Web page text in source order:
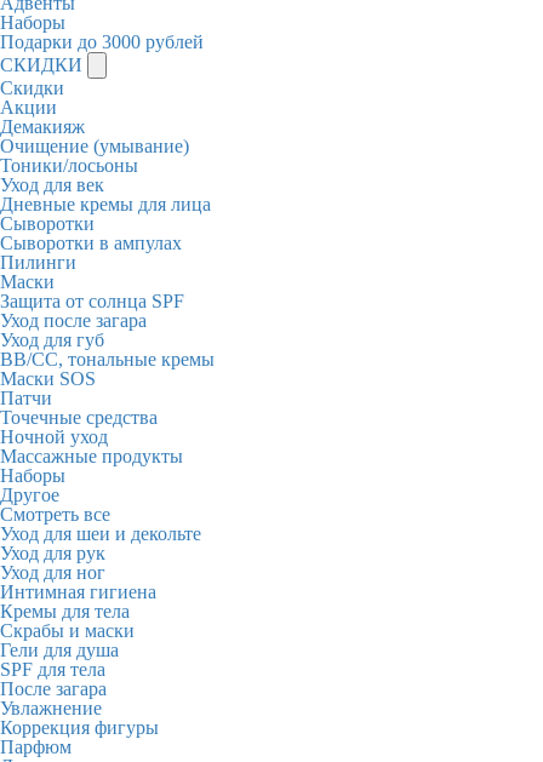
Наборы
Подарки до 3000 рублей
СКИДКИ
Скидки
Акции
Демакияж
Очищение (умывание)
Тоники/лосьоны
Уход для век
Дневные кремы для лица
Сыворотки
Сыворотки в ампулах
Пилинги
Маски
Защита от солнца SPF
Уход после загара
Уход для губ
BB/CC, тональные кремы
Маски SOS
Патчи
Точечные средства
Ночной уход
Массажные продукты
Наборы
Другое
Смотреть все
Уход для шеи и декольте
Уход для рук
Уход для ног
Интимная гигиена
Кремы для тела
Скрабы и маски
Гели для душа
SPF для тела
После загара
Увлажнение
Коррекция фигуры
Парфюм